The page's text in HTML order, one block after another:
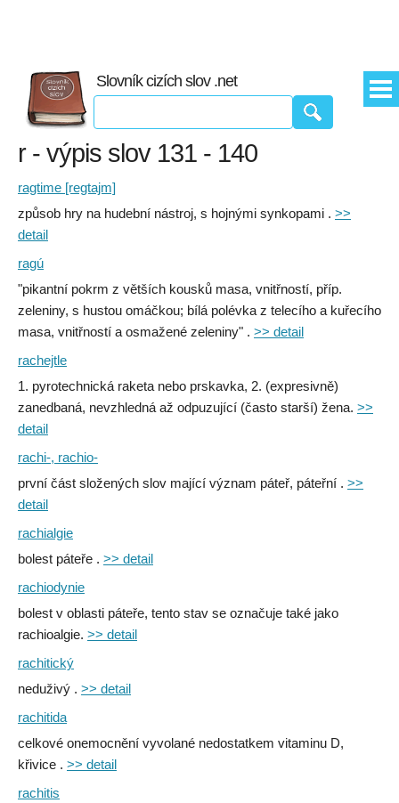
Slovník cizích slov .net
r - výpis slov 131 - 140
ragtime [regtajm]
způsob hry na hudební nástroj, s hojnými synkopami . >>
detail
ragú
"pikantní pokrm z větších kousků masa, vnitřností, příp.
zeleniny, s hustou omáčkou; bílá polévka z telecího a kuřecího
masa, vnitřností a osmažené zeleniny" . >> detail
rachejtle
1. pyrotechnická raketa nebo prskavka, 2. (expresivně)
zanedbaná, nevzhledná až odpuzující (často starší) žena. >>
detail
rachi-, rachio-
první část složených slov mající význam páteř, páteřní . >>
detail
rachialgie
bolest páteře . >> detail
rachiodynie
bolest v oblasti páteře, tento stav se označuje také jako
rachioalgie. >> detail
rachitický
neduživý . >> detail
rachitida
celkové onemocnění vyvolané nedostatkem vitaminu D,
křivice . >> detail
rachitis